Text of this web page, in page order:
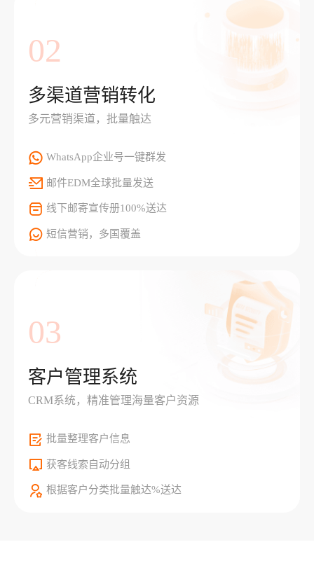
02
多渠道营销转化
多元营销渠道，批量触达
WhatsApp企业号一键群发
邮件EDM全球批量发送
线下邮寄宣传册100%送达
短信营销，多国覆盖
03
客户管理系统
CRM系统，精准管理海量客户资源
批量整理客户信息
获客线索自动分组
根据客户分类批量触达%送达